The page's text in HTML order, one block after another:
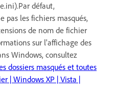
défaut,
pas les fichiers masqués,
de nom de fichier
sur l'affichage des
Windows, consultez
dossiers masqués et toutes
| Windows XP | Vista |